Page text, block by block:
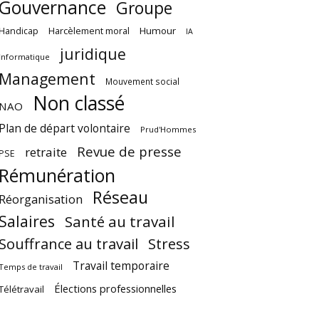
Gouvernance Groupe
Harcèlement moral Humour IA
Informatique
juridique
Management
Mouvement social
NAO Non classé
Plan de départ volontaire Prud'Hommes
retraite Revue de presse
Rémunération
Réorganisation Réseau
Salaires Santé au travail
Souffrance au travail Stress
de travail Travail temporaire
Élections professionnelles